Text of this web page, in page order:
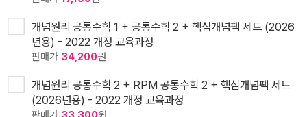
개념원리 공통수학 1 + 공통수학 2 + 핵심개념팩 세트 (2026
년용) - 2022 개정 교육과정
판매가 34,200원
개념원리 공통수학 2 + RPM 공통수학 2 + 핵심개념팩 세트
(2026년용) - 2022 개정 교육과정